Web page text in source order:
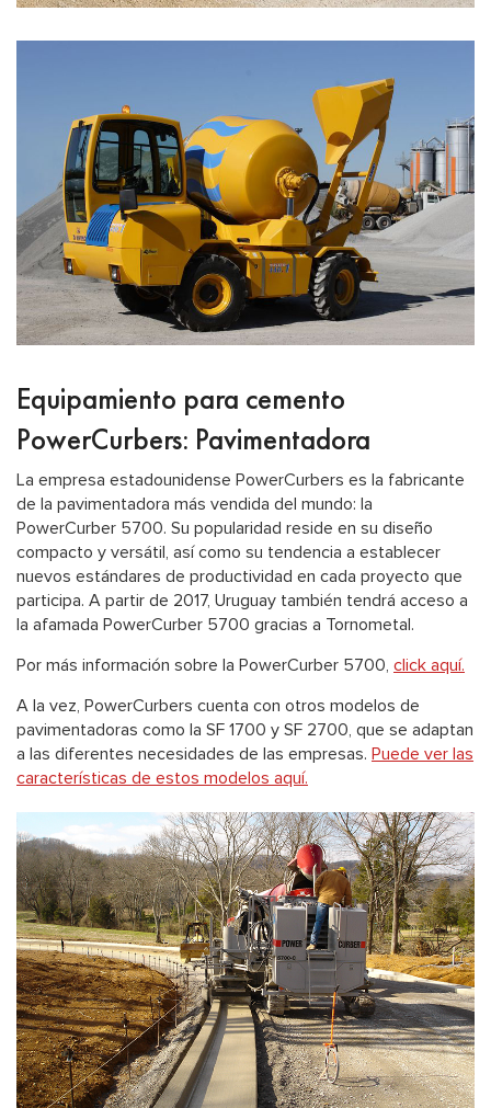
Equipamiento para cemento
PowerCurbers: Pavimentadora
La empresa estadounidense PowerCurbers es la fabricante
de la pavimentadora más vendida del mundo: la
PowerCurber 5700. Su popularidad reside en su diseño
compacto y versátil, así como su tendencia a establecer
nuevos estándares de productividad en cada proyecto que
participa. A partir de 2017, Uruguay también tendrá acceso a
la afamada PowerCurber 5700 gracias a Tornometal.
Por más información sobre la PowerCurber 5700, click aquí.
A la vez, PowerCurbers cuenta con otros modelos de
pavimentadoras como la SF 1700 y SF 2700, que se adaptan
a las diferentes necesidades de las empresas. Puede ver las
características de estos modelos aquí.